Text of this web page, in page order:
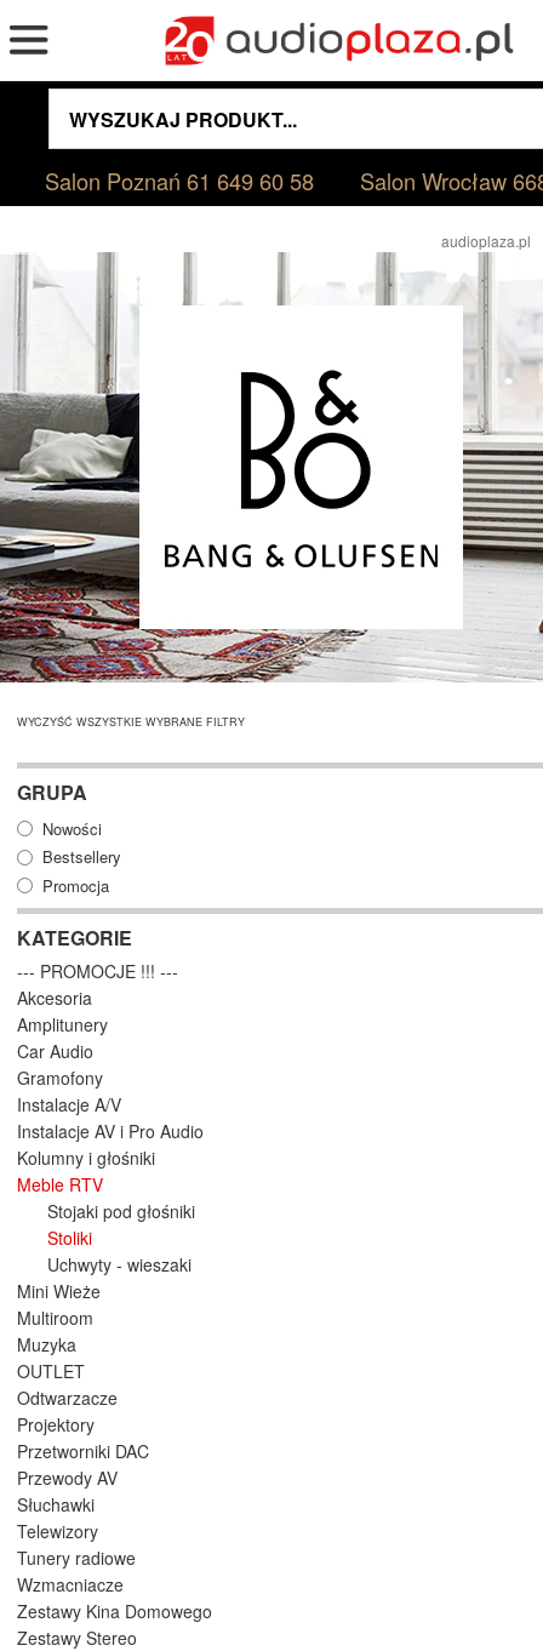
Salon Poznań61 649 60 58 Salon Wrocław
audioplaza.pl
WYCZYŚĆ WSZYSTKIE WYBRANE FILTRY
GRUPA
Nowości
Bestsellery
Promocja
KATEGORIE
--- PROMOCJE !!! ---
Akcesoria
Amplitunery
Car Audio
Gramofony
Instalacje A/V
Instalacje AV i Pro Audio
Kolumny i głośniki
Meble RTV
Stojaki pod głośniki
Stoliki
Uchwyty - wieszaki
Mini Wieże
Multiroom
Muzyka
OUTLET
Odtwarzacze
Projektory
Przetworniki DAC
Przewody AV
Słuchawki
Telewizory
Tunery radiowe
Wzmacniacze
Zestawy Kina Domowego
Zestawy Stereo